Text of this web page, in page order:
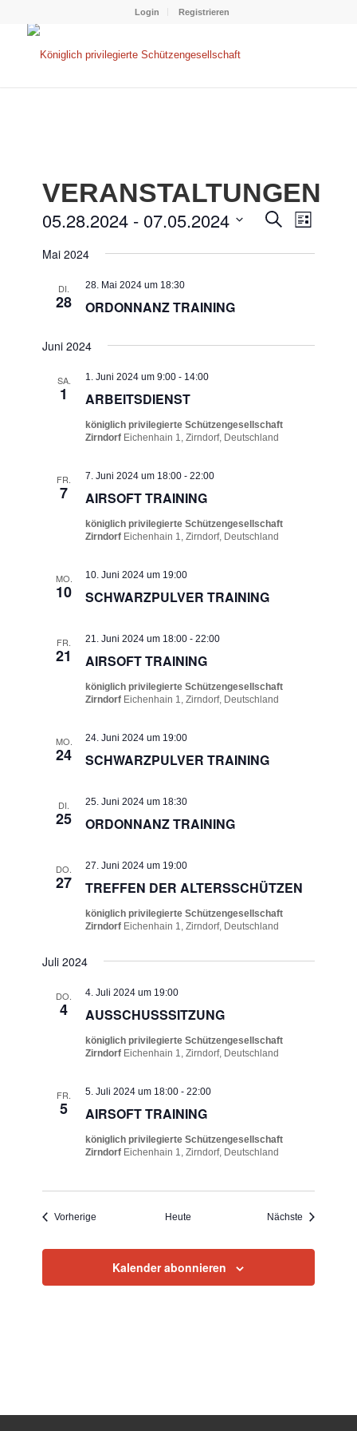
Login Registrieren
VERANSTALTUNGEN
Suche
Liste
05.28.2024 - 07.05.2024
wählen.
Mai 2024
DI.
28 ORDONNANZ TRAINING
28. Mai 2024 um 18:30
Juni 2024
SA.
1 ARBEITSDIENST
1. Juni 2024 um 9:00 - 14:00
königlich privilegierte Schützengesellschaft
Zirndorf Eichenhain 1, Zirndorf, Deutschland
FR.
7 AIRSOFT TRAINING
7. Juni 2024 um 18:00 -22:00
königlich privilegierte Schützengesellschaft
Zirndorf Eichenhain 1, Zirndorf, Deutschland
MO.
10 SCHWARZPULVER TRAINING
10. Juni 2024 um 19:00
FR.
21 AIRSOFT TRAINING
21. Juni 2024 um 18:00 -22:00
königlich privilegierte Schützengesellschaft
Zirndorf Eichenhain 1, Zirndorf, Deutschland
MO.
24 SCHWARZPULVER TRAINING
24. Juni 2024 um 19:00
DI.
25 ORDONNANZ TRAINING
25. Juni 2024 um 18:30
DO.
27 TREFFEN DER ALTERSSCHÜTZEN
27. Juni 2024 um 19:00
königlich privilegierte Schützengesellschaft
Zirndorf Eichenhain 1, Zirndorf, Deutschland
Juli 2024
DO.
4 AUSSCHUSSSITZUNG
4. Juli 2024 um 19:00
königlich privilegierte Schützengesellschaft
Zirndorf Eichenhain 1, Zirndorf, Deutschland
FR.
5 AIRSOFT TRAINING
5. Juli 2024 um 18:00 -22:00
königlich privilegierte Schützengesellschaft
Zirndorf Eichenhain 1, Zirndorf, Deutschland
Vorherige VeranstaltungenHeute Nächste
Kalender abonnieren